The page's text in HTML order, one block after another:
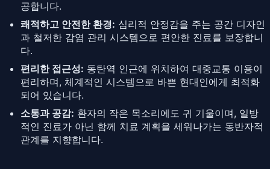
공합니다.
쾌적하고 안전한 환경: 심리적 안정감을 주는 공간 디자인
과 철저한 감염 관리 시스템으로 편안한 진료를 보장합니
다.
편리한 접근성: 동탄역 인근에 위치하여 대중교통 이용이
편리하며, 체계적인 시스템으로 바쁜 현대인에게 최적화
되어 있습니다.
소통과 공감: 환자의 작은 목소리에도 귀 기울이며, 일방
적인 진료가 아닌 함께 치료 계획을 세워나가는 동반자적
관계를 지향합니다.